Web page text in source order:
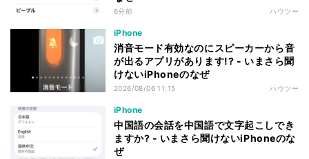
6分前 ハウツー
iPhone
消音モード有効なのにスピーカーから音
が出るアプリがあります!? - いまさら聞
けないiPhoneのなぜ
2026/08/06 11:15 ハウツー
iPhone
中国語の会話を中国語で文字起こしでき
ますか? - いまさら聞けないiPhoneのな
ぜ